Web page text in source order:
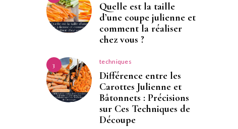
Quelle est la taille
d’une coupe julienne et
comment la réaliser
chez vous ?
3 techniques
Différence entre les
Carottes Julienne et
Bâtonnets : Précisions
sur Ces Techniques de
Découpe